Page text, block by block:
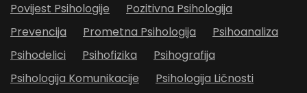
Povijest Psihologije
Pozitivna Psihologija
Prevencija
Prometna Psihologija
Psihoanaliza
Psihodelici
Psihofizika
Psihografija
Psihologija Komunikacije
Psihologija Ličnosti